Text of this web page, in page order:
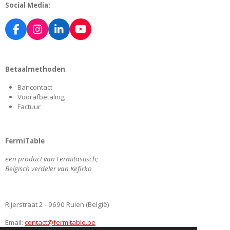
Social Media:
F
a
b
o
k
I
n
a
r
a
m
L
i
e
n
Y
o
Betaalmethoden:
Bancontact
Voorafbetaling
Factuur
FermiTable
een product van Fermitastisch;
Belgisch verdeler van Kefirko
Rijerstraat 2 - 9690 Ruien (België)
Email: contact@fermitable.be